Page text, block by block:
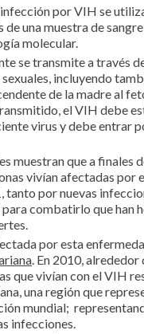
por VIH se
de una muestra de
molecular.
se transmite a través
incluyendo
de la madre al
el VIH debe
virus y debe entrar
muestran que a finales
vivían afectadas por
tanto por nuevas
combatirlo que han
por esta
. En 2010, alrededor
que vivían con el VIH
una región que
mundial;
infecciones.